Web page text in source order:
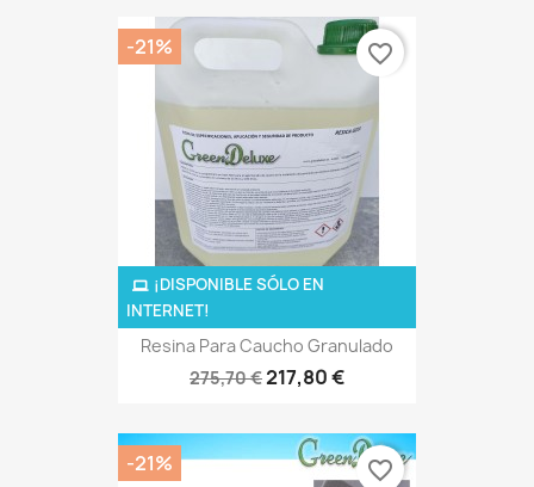
Resina Para Caucho Granulado
275,70 €217,80 €
¡DISPONIBLE SÓLO EN
INTERNET!
-21% favorite_border
-21% favorite_border